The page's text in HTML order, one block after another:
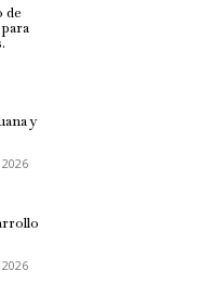
de
y